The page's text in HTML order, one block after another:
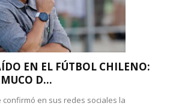
EN EL FÚTBOL CHILENO:
D...
confirmó en sus redes sociales la